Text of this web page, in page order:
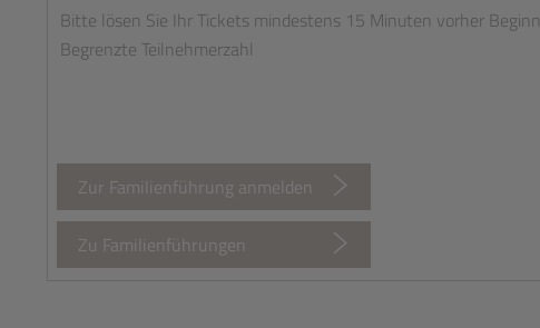
Bitte lösen Sie Ihr Tickets mindestens 15 Minuten vorher Beginn
Begrenzte Teilnehmerzahl
Zur Familienführung anmelden
Zu Familienführungen